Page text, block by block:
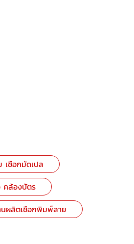
เชือกมัดเปล
คล้องบัตร
นผลิตเชือกพิมพ์ลาย